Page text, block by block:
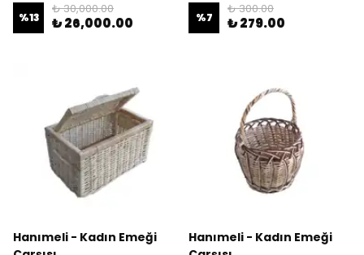
%13
₺ 30,000.00
₺ 26,000.00 %7
₺ 300.00
₺ 279.00
Hanımeli - Kadın Emeği
Hanımeli - Kadın Emeği